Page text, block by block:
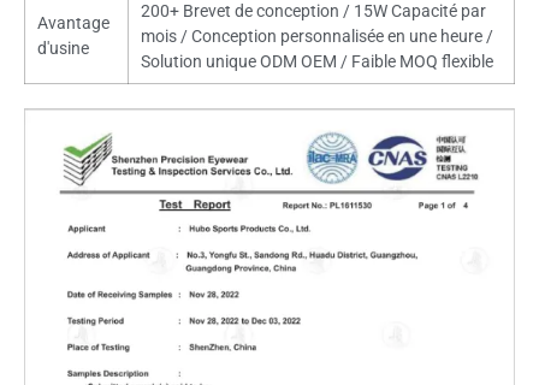
Avantage
d'usine
200+ Brevet de conception / 15W Capacité par
mois / Conception personnalisée en une heure /
Solution unique ODM OEM / Faible MOQ flexible